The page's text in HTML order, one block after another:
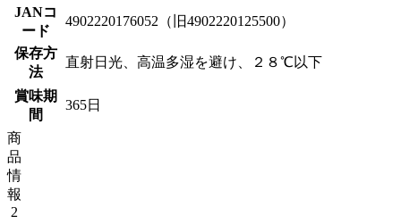
JANコ
ード
4902220176052（旧4902220125500）
保存方
法
直射日光、高温多湿を避け、２８℃以下
賞味期
間
365日
商
品
情
報
2